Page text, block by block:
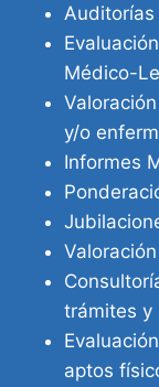
Médico-
y/o
Informes
trámites y
aptos